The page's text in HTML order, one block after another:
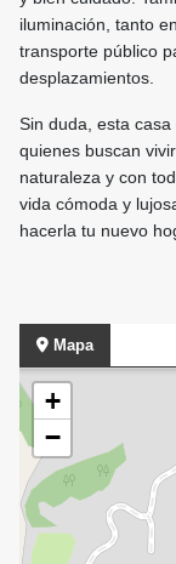
iluminación, tanto
transporte público
desplazamientos.
Sin duda, esta
quienes buscan
naturaleza y con
vida cómoda y
hacerla tu nuevo
Mapa
+
−